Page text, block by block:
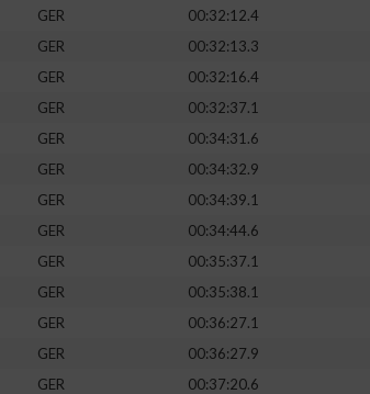
GER
00:32:12.4
GER
00:32:13.3
GER 00:32:16.4
GER
00:32:37.1
GER
00:34:31.6
GER
00:34:32.9
GER
00:34:39.1
GER 00:34:44.6
GER
00:35:37.1
GER
00:35:38.1
GER
00:36:27.1
GER
00:36:27.9
GER 00:37:20.6